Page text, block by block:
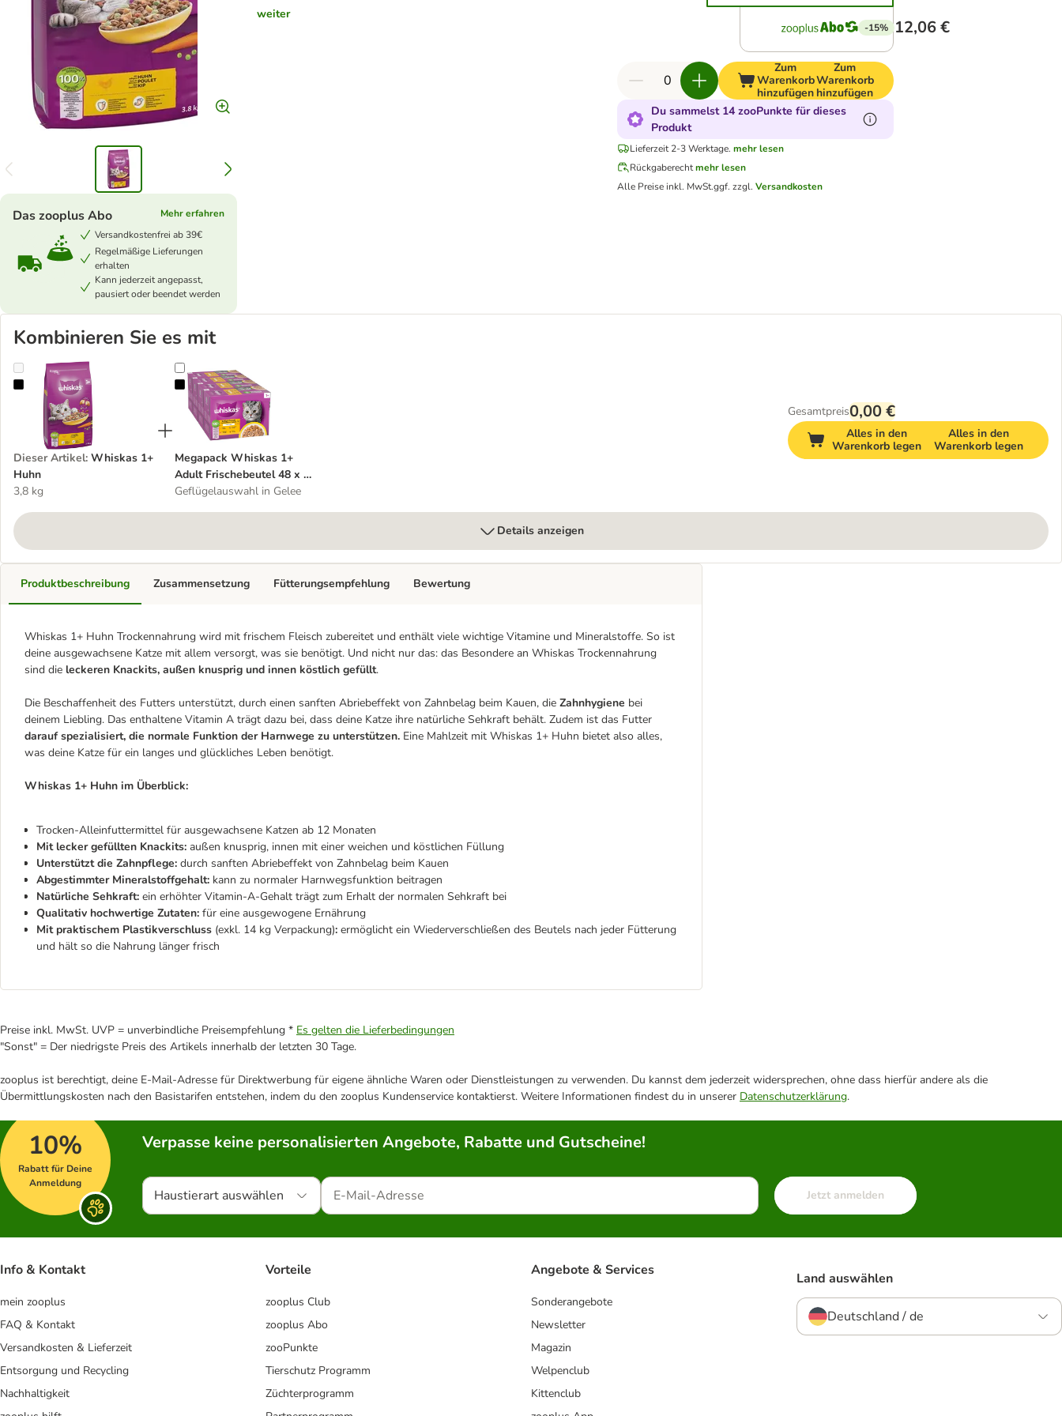
weiter
Das zooplus Abo
Mehr erfahren
Versandkostenfrei ab 39€
Regelmäßige Lieferungen
erhalten
Kann jederzeit angepasst,
pausiert oder beendet werden
-15% 12,06 €
Zum
Warenkorb
hinzufügen
Zum
Warenkorb
hinzufügen
Du sammelst 14 zooPunkte für dieses
Produkt
Lieferzeit 2-3 Werktage. mehr lesen
Rückgaberecht mehr lesen
Alle Preise inkl. MwSt.ggf. zzgl. Versandkosten
Kombinieren Sie es mit
Whiskas 1+ Huhn
Dieser Artikel: Whiskas 1+
Huhn
3,8 kg
Megapack Whiskas 1+ Adult Frischebeutel 48 x 85 g
Megapack Whiskas 1+
Adult Frischebeutel 48 x 85
g
Geflügelauswahl in Gelee
Gesamtpreis0,00 €
Alles in den
Warenkorb legen
Alles in den
Warenkorb legen
Details anzeigen
Produktbeschreibung
Whiskas 1+ Huhn Trockennahrung wird mit frischem Fleisch zubereitet und enthält viele wichtige Vitamine und Mineralstoffe. So ist
deine ausgewachsene Katze mit allem versorgt, was sie benötigt. Und nicht nur das: das Besondere an Whiskas Trockennahrung
sind die leckeren Knackits, außen knusprig und innen köstlich gefüllt.
Die Beschaffenheit des Futters unterstützt, durch einen sanften Abriebeffekt von Zahnbelag beim Kauen, die Zahnhygiene bei
deinem Liebling. Das enthaltene Vitamin A trägt dazu bei, dass deine Katze ihre natürliche Sehkraft behält. Zudem ist das Futter
darauf spezialisiert, die normale Funktion der Harnwege zu unterstützen. Eine Mahlzeit mit Whiskas 1+ Huhn bietet also alles,
was deine Katze für ein langes und glückliches Leben benötigt.
Whiskas 1+ Huhn im Überblick:
Trocken-Alleinfuttermittel für ausgewachsene Katzen ab 12 Monaten
Mit lecker gefüllten Knackits: außen knusprig, innen mit einer weichen und köstlichen Füllung
Unterstützt die Zahnpflege: durch sanften Abriebeffekt von Zahnbelag beim Kauen
Abgestimmter Mineralstoffgehalt: kann zu normaler Harnwegsfunktion beitragen
Natürliche Sehkraft: ein erhöhter Vitamin-A-Gehalt trägt zum Erhalt der normalen Sehkraft bei
Qualitativ hochwertige Zutaten: für eine ausgewogene Ernährung
Mit praktischem Plastikverschluss (exkl. 14 kg Verpackung): ermöglicht ein Wiederverschließen des Beutels nach jeder Fütterung
und hält so die Nahrung länger frisch
Zusammensetzung Fütterungsempfehlung Bewertung
Preise inkl. MwSt. UVP = unverbindliche Preisempfehlung * Es gelten die Lieferbedingungen
"Sonst" = Der niedrigste Preis des Artikels innerhalb der letzten 30 Tage.
zooplus ist berechtigt, deine E-Mail-Adresse für Direktwerbung für eigene ähnliche Waren oder Dienstleistungen zu verwenden. Du kannst dem jederzeit widersprechen, ohne dass hierfür andere als die
Übermittlungskosten nach den Basistarifen entstehen, indem du den zooplus Kundenservice kontaktierst. Weitere Informationen findest du in unserer Datenschutzerklärung.
10%
Rabatt für Deine
Anmeldung
Verpasse keine personalisierten Angebote, Rabatte und Gutscheine!
Haustierart auswählen Jetzt anmelden
Info & Kontakt
mein zooplus
FAQ & Kontakt
Versandkosten & Lieferzeit
Entsorgung und Recycling
Nachhaltigkeit
Vorteile
zooplus Club
zooplus Abo
zooPunkte
Tierschutz Programm
Züchterprogramm
Angebote & Services
Sonderangebote
Newsletter
Magazin
Welpenclub
Kittenclub
Land auswählen
Deutschland / de